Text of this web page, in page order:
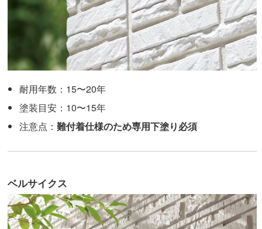
耐用年数：15〜20年
塗装目安：10〜15年
注意点：難付着仕様のため専用下塗り必須
ベルサイクス